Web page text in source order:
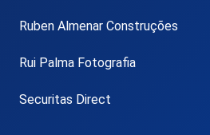
Ruben Almenar Construções
Rui Palma Fotografia
Securitas Direct